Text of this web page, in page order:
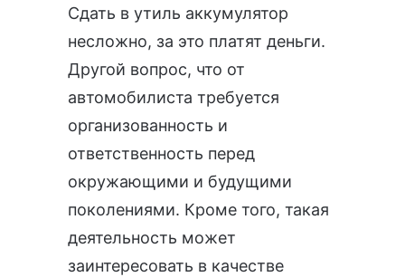
Сдать в утиль аккумулятор
несложно, за это платят деньги.
Другой вопрос, что от
автомобилиста требуется
организованность и
ответственность перед
окружающими и будущими
поколениями. Кроме того, такая
деятельность может
заинтересовать в качестве